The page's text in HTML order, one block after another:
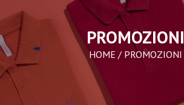
PROMOZIONI
HOME / PROMOZIONI